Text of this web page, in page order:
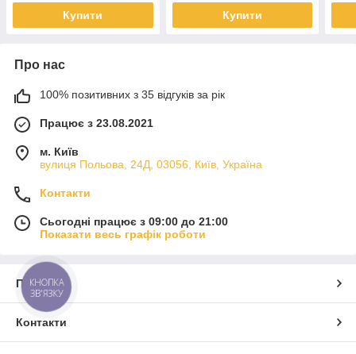
Купити Купити
Про нас
100% позитивних з 35 відгуків за рік
Працює з 23.08.2021
м. Київ
вулиця Польова, 24Д, 03056, Київ, Україна
Контакти
Сьогодні працює з 09:00 до 21:00
Показати весь графік роботи
Про нас
Контакти
КНОПКА
ЗВ'ЯЗКУ